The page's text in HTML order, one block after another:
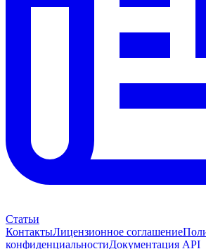
Статьи
КонтактыЛицензионное соглашение
конфиденциальностиДокументация API